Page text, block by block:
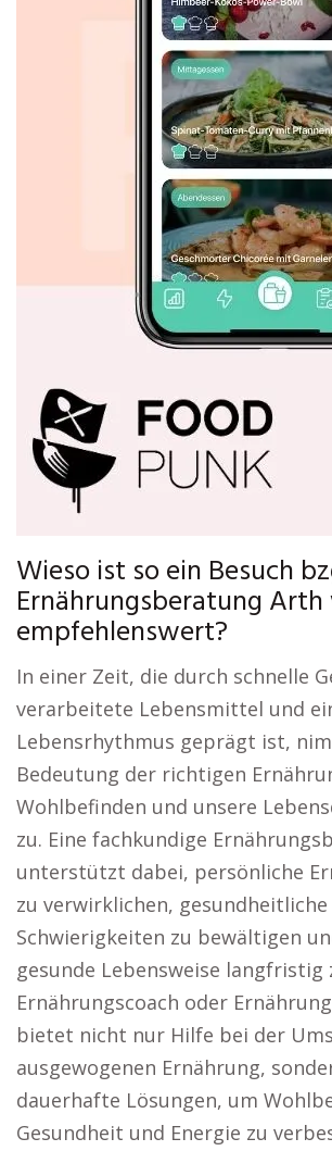
Wieso ist so ein Besuch
Ernährungsberatung
empfehlenswert?
In einer Zeit, die durch schnelle
verarbeitete Lebensmittel und
Lebensrhythmus geprägt ist,
Bedeutung der richtigen
Wohlbefinden und unsere
zu. Eine fachkundige
unterstützt dabei, persönliche
zu verwirklichen, gesundheitliche
Schwierigkeiten zu bewältigen
gesunde Lebensweise langfristig
Ernährungscoach oder
bietet nicht nur Hilfe bei der
ausgewogenen Ernährung,
dauerhafte Lösungen, um
Gesundheit und Energie zu